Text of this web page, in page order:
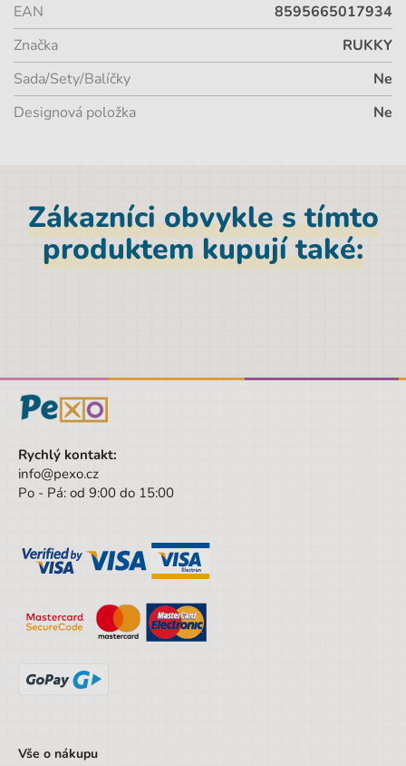
EAN
8595665017934
Značka
RUKKY
Sada/Sety/Balíčky
Ne
Designová položka
Ne
Zákazníci obvykle s tímto
produktem kupují také:
Rychlý kontakt:
info@pexo.cz
Po - Pá: od 9:00 do 15:00
Vše o nákupu